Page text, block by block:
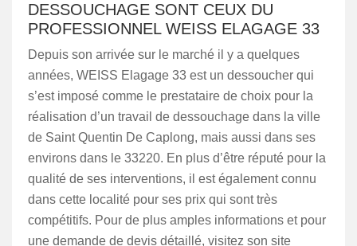
DESSOUCHAGE SONT CEUX DU
PROFESSIONNEL WEISS ELAGAGE 33
Depuis son arrivée sur le marché il y a quelques
années, WEISS Elagage 33 est un dessoucher qui
s’est imposé comme le prestataire de choix pour la
réalisation d’un travail de dessouchage dans la ville
de Saint Quentin De Caplong, mais aussi dans ses
environs dans le 33220. En plus d’être réputé pour la
qualité de ses interventions, il est également connu
dans cette localité pour ses prix qui sont très
compétitifs. Pour de plus amples informations et pour
une demande de devis détaillé, visitez son site